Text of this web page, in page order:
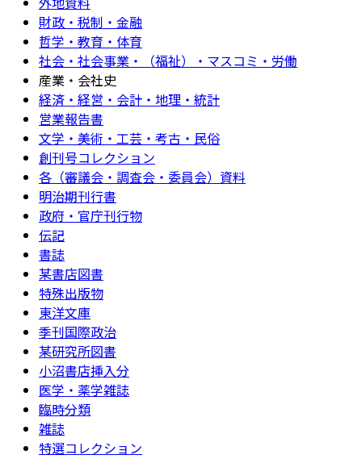
財政・税制・金融
哲学・教育・体育
社会・社会事業・（福祉）・マスコミ・労働
産業・会社史
経済・経営・会計・地理・統計
営業報告書
文学・美術・工芸・考古・民俗
創刊号コレクション
各（審議会・調査会・委員会）資料
明治期刊行書
政府・官庁刊行物
伝記
書誌
某書店図書
特殊出版物
東洋文庫
季刊国際政治
某研究所図書
小沼書店挿入分
医学・薬学雑誌
臨時分類
雑誌
特選コレクション